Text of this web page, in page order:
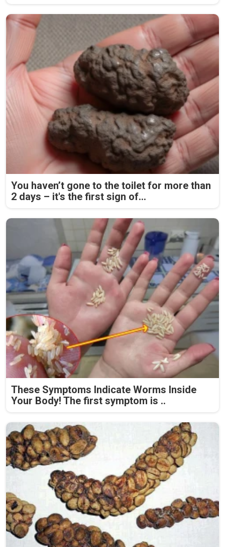
You haven’t gone to the toilet for more than
2 days – it's the first sign of...
These Symptoms Indicate Worms Inside
Your Body! The first symptom is ..